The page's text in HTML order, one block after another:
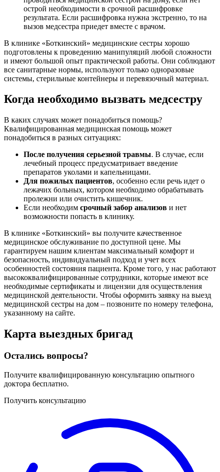
острой необходимости в срочной расшифровке
результата. Если расшифровка нужна экстренно, то на
вызов медсестра приедет вместе с врачом.
В клинике «Боткинский» медицинские сестры хорошо
подготовлены к проведению манипуляций любой сложности
и имеют большой опыт практической работы. Они соблюдают
все санитарные нормы, используют только одноразовые
системы, стерильные контейнеры и перевязочный материал.
Когда необходимо вызвать медсестру
В каких случаях может понадобиться помощь?
Квалифицированная медицинская помощь может
понадобиться в разных ситуациях:
После получения серьезной травмы. В случае, если
лечебный процесс предусматривает введение
препаратов уколами и капельницами.
Для пожилых пациентов, особенно если речь идет о
лежачих больных, котором необходимо обрабатывать
пролежни или очистить кишечник.
Если необходим срочный забор анализов и нет
возможности попасть в клинику.
В клинике «Боткинский» вы получите качественное
медицинское обслуживание по доступной цене. Мы
гарантируем нашим клиентам максимальный комфорт и
безопасность, индивидуальный подход и учет всех
особенностей состояния пациента. Кроме того, у нас работают
высококвалифицированные сотрудники, которые имеют все
необходимые сертификаты и лицензии для осуществления
медицинской деятельности. Чтобы оформить заявку на выезд
медицинской сестры на дом – позвоните по номеру телефона,
указанному на сайте.
Карта выездных бригад
Остались вопросы?
Получите квалифицированную консультацию опытного
доктора бесплатно.
Получить консультацию